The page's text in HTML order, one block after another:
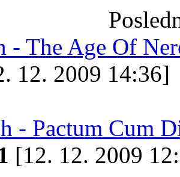
- The Age Of
12. 2009 14:36]
- Pactum Cum
[12. 12. 2009